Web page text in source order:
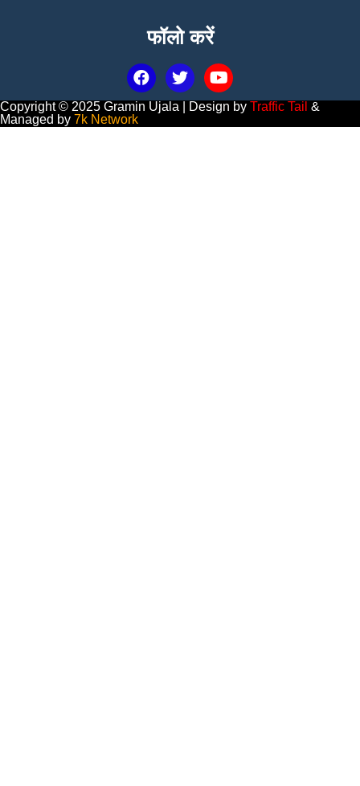
फॉलो करें
Copyright © 2025 Gramin Ujala | Design by Traffic Tail &
Managed by 7k Network